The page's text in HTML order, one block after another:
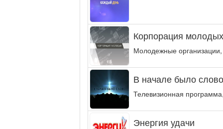
Корпорация
Молодежные
В начале было
Телевизионная
Энергия удачи